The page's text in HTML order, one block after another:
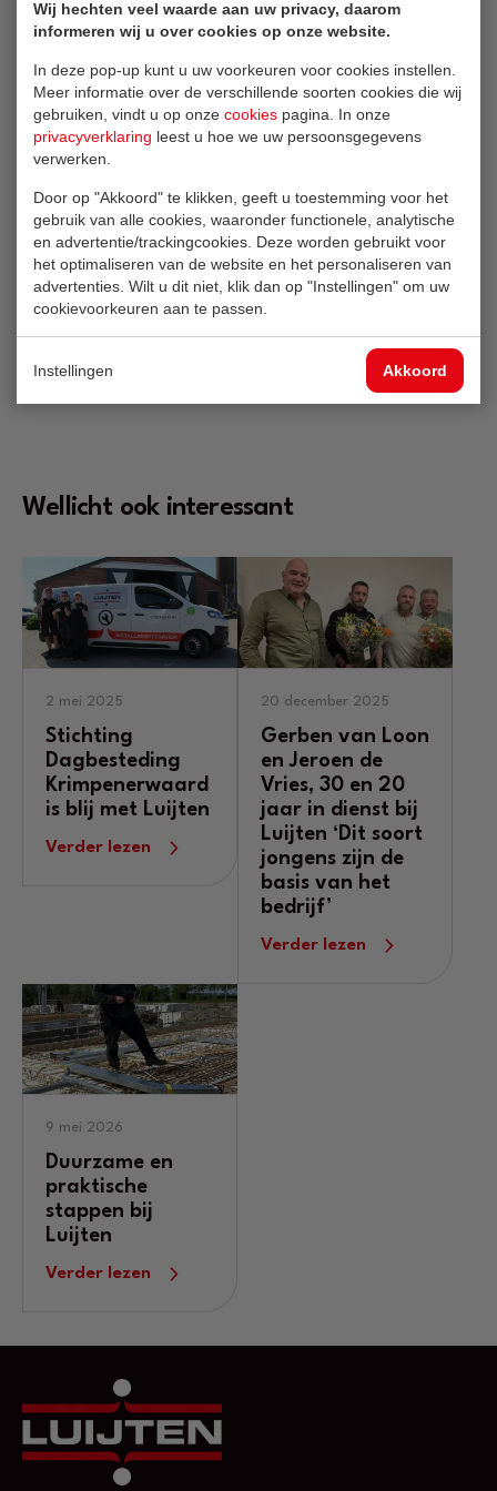
Wij hechten veel waarde aan uw privacy, daarom
informeren wij u over cookies op onze website.
In deze pop-up kunt u uw voorkeuren voor cookies instellen.
Meer informatie over de verschillende soorten cookies die wij
gebruiken, vindt u op onze cookies pagina. In onze
privacyverklaring leest u hoe we uw persoonsgegevens
verwerken.
Door op "Akkoord" te klikken, geeft u toestemming voor het
gebruik van alle cookies, waaronder functionele, analytische
en advertentie/trackingcookies. Deze worden gebruikt voor
het optimaliseren van de website en het personaliseren van
advertenties. Wilt u dit niet, klik dan op "Instellingen" om uw
cookievoorkeuren aan te passen.
Instellingen Akkoord
Oskar heeft de afgelopen jaren een mooie ontwikkeling
doorgemaakt binnen Luijten. ‘’Ik heb de ruimte gekregen om
mij op andere vakgebieden te gaan ontwikkelen. Dat is voor
mij persoonlijk fijn en ook goed om belangrijk te blijven voor
het bedrijf.’’
Dat laatste zegt veel over de band tussen Oskar en Luijten.
‘’Ik werk hier met heel veel plezier. Ik heb fijne collega’s, het
werk is nooit saai en vergt altijd het beste van jezelf. Elke
dag is een uitdaging die ik met veel plezier aanga.’’
Wellicht ook interessant
2 mei 2025
Stichting
Dagbesteding
Krimpenerwaard
is blij met Luijten
Verder lezen
20 december 2025
Gerben van Loon
en Jeroen de
Vries, 30 en 20
jaar in dienst bij
Luijten ‘Dit soort
jongens zijn de
basis van het
bedrijf’
Verder lezen
9 mei 2026
Duurzame en
praktische
stappen bij
Luijten
Verder lezen